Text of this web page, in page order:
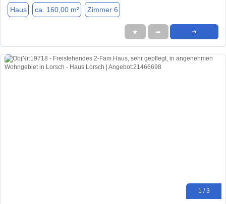
Haus ca. 160,00 m² Zimmer 6
★ ➦ ➜
1 / 3